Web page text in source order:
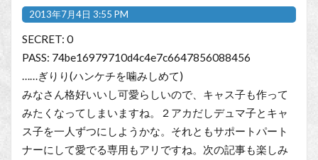
2013年7月4日 3:55 PM
SECRET: 0
PASS: 74be16979710d4c4e7c6647856088456
……ぎりり(ハンケチを噛みしめて)
みなさん格好いいし可愛らしいので、キャス子も作って
みたくなってしまいますね。２アカだしデュマ子とキャ
ス子を一人ずつにしようかな。それともサポートパート
ナーにして愛でる専用もアリですね。次の記事も楽しみ